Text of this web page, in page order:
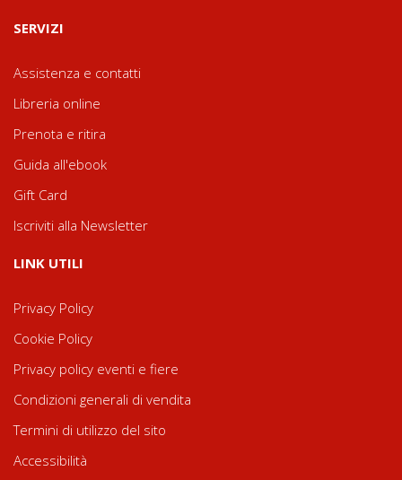
SERVIZI
Assistenza e contatti
Libreria online
Prenota e ritira
Guida all'ebook
Gift Card
Iscriviti alla Newsletter
LINK UTILI
Privacy Policy
Cookie Policy
Privacy policy eventi e fiere
Condizioni generali di vendita
Termini di utilizzo del sito
Accessibilità